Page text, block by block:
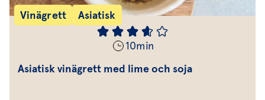
Vinägrett Asiatisk
10min
Asiatisk vinägrett med lime och soja